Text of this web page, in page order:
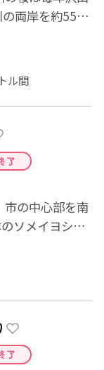
両岸を約550
かな...
ル間
了
市の中心部を南
ソメイヨシノ
川を流...
了